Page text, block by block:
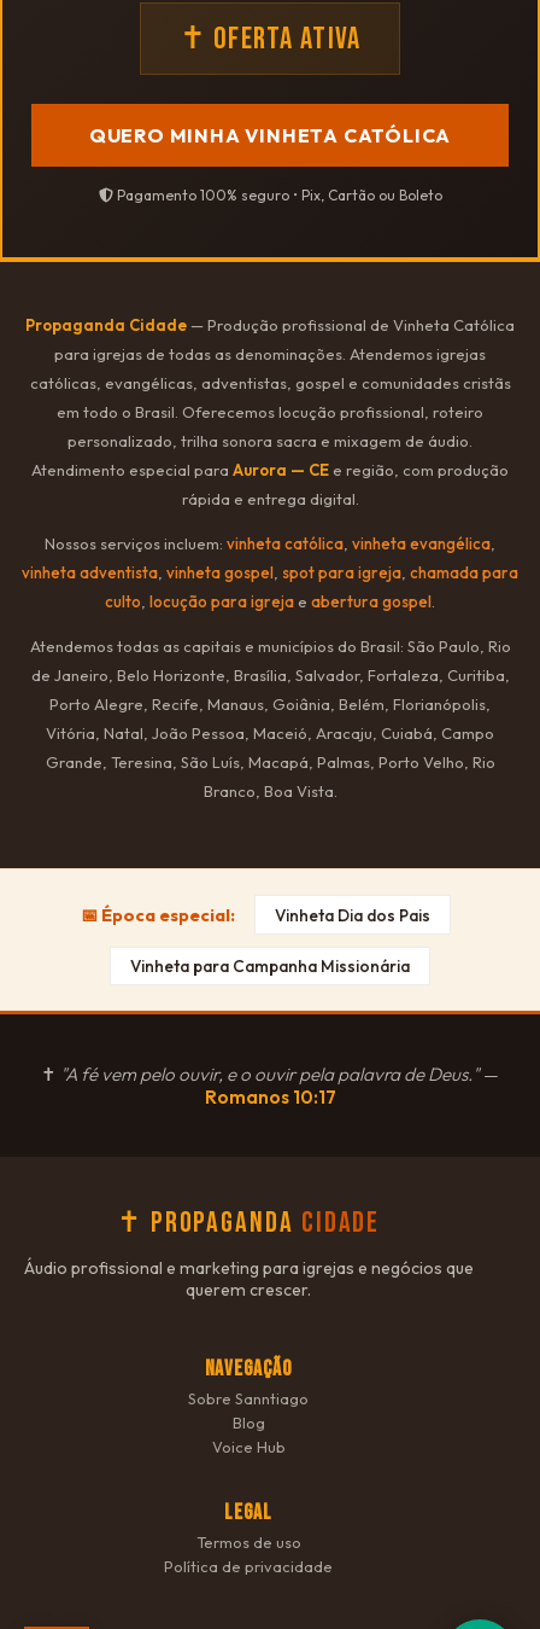
✝ OFERTA ATIVA
QUERO MINHA VINHETA CATÓLICA
Pagamento 100% seguro • Pix, Cartão ou Boleto
Propaganda Cidade — Produção profissional de Vinheta Católica
para igrejas de todas as denominações. Atendemos igrejas
católicas, evangélicas, adventistas, gospel e comunidades cristãs
em todo o Brasil. Oferecemos locução profissional, roteiro
personalizado, trilha sonora sacra e mixagem de áudio.
Atendimento especial para Aurora — CE e região, com produção
rápida e entrega digital.
Nossos serviços incluem: vinheta católica vinheta evangélica
vinheta adventista vinheta gospel spot para igreja chamada para
culto locução para igreja e abertura gospel
Atendemos todas as capitais e municípios do Brasil: São Paulo, Rio
de Janeiro, Belo Horizonte, Brasília, Salvador, Fortaleza, Curitiba,
Porto Alegre, Recife, Manaus, Goiânia, Belém, Florianópolis,
Vitória, Natal, João Pessoa, Maceió, Aracaju, Cuiabá, Campo
Grande, Teresina, São Luís, Macapá, Palmas, Porto Velho, Rio
Branco, Boa Vista.
📅 Época especial: Vinheta Dia dos Pais
Vinheta para Campanha Missionária
✝ "A fé vem pelo ouvir, e o ouvir pela palavra de Deus."—
Romanos 10:17
✝ Propaganda Cidade
Áudio profissional e marketing para igrejas e negócios que
querem crescer.
NAVEGAÇÃO
Sobre Sanntiago
Blog
Voice Hub
LEGAL
Termos de uso
Política de privacidade